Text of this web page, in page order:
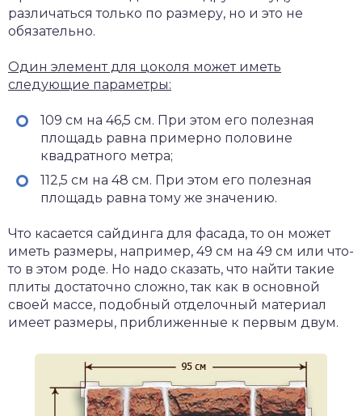
различаться только по размеру, но и это не
обязательно.
Один элемент для цоколя может иметь
следующие параметры:
109 см на 46,5 см. При этом его полезная
площадь равна примерно половине
квадратного метра;
112,5 см на 48 см. При этом его полезная
площадь равна тому же значению.
Что касается сайдинга для фасада, то он может
иметь размеры, например, 49 см на 49 см или что-
то в этом роде. Но надо сказать, что найти такие
плиты достаточно сложно, так как в основной
своей массе, подобный отделочный материал
имеет размеры, приближенные к первым двум.